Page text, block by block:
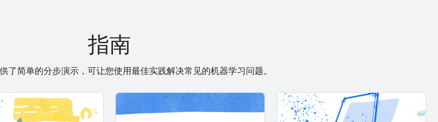
指南
供了简单的分步演示，可让您使用最佳实践解决常见的机器学习问题。